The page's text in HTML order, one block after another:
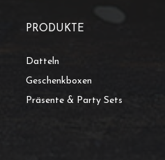
PRODUKTE
Datteln
Geschenkboxen
Präsente & Party Sets